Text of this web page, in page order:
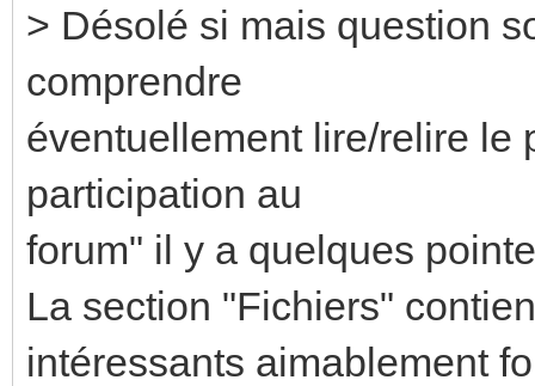
> Désolé si mais question
comprendre
éventuellement lire/relire le
participation au
forum" il y a quelques
La section "Fichiers"
intéressants aimablement